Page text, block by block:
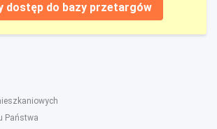
dostęp do bazy przetargów
Państwa